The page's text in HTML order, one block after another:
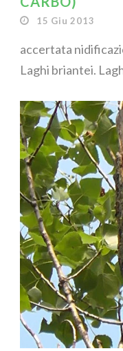
15 Giu 2013
accertata
Laghi briantei.